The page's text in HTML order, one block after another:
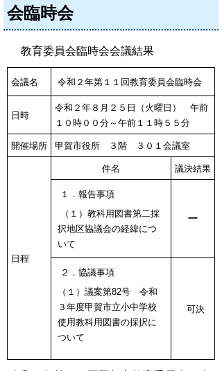
会臨時会
教育委員会臨時会会議結果
会議名 令和２年第１１回教育委員会臨時会
日時
令和２年８月２５日（火曜日） 午前
１０時００分～午前１１時５５分
開催場所 甲賀市役所 ３階 ３０１会議室
日程
件名 議決結果
１．報告事項
（１）教科用図書第二採
択地区協議会の経緯につ
いて
ー
２．協議事項
（１）議案第82号 令和
３年度甲賀市立小中学校
使用教科用図書の採択に
ついて
可決